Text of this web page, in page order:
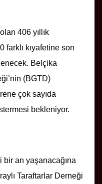
406 yıllık
farklı kıyafetine son
Belçika
(BGTD)
çok sayıda
bekleniyor.
an yaşanacağına
Taraftarlar Derneği